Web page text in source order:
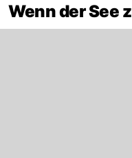
Wenn der See